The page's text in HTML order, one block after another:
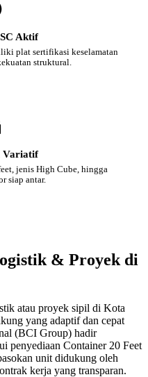
Aktif
plat sertifikasi keselamatan
struktural.
Variatif
jenis High Cube, hingga
siap antar.
& Proyek di
atau proyek sipil di Kota
yang adaptif dan cepat
(BCI Group) hadir
penyediaan Container 20 Feet
unit didukung oleh
kerja yang transparan.